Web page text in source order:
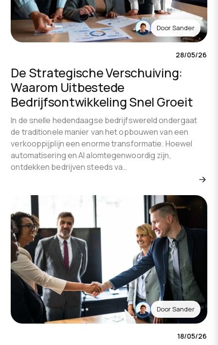
DoorSander
28/05/26
De Strategische Verschuiving:
Waarom Uitbestede
Bedrijfsontwikkeling Snel Groeit
In de snelle hedendaagse bedrijfswereld ondergaat
de traditionele manier van het opbouwen van een
verkooppijplijn een enorme transformatie. Hoewel
automatisering en AI alomtegenwoordig zijn,
ontdekken bedrijven steeds va…
DoorSander
18/05/26